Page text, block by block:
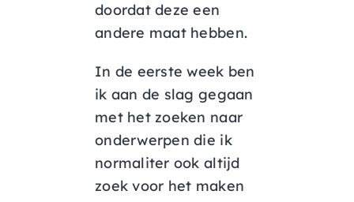
doordat deze een
andere maat hebben.
In de eerste week ben
ik aan de slag gegaan
met het zoeken naar
onderwerpen die ik
normaliter ook altijd
zoek voor het maken